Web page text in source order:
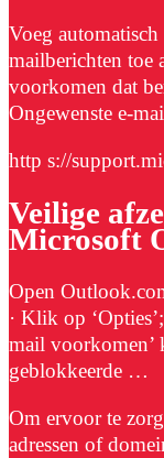
Voeg automatisch
mailberichten toe
voorkomen dat
Ongewenste e-
http s://
Veilige
Microsoft
Open
· Klik op
mail voorkomen’
geblokkeerde …
Om ervoor te
adressen of